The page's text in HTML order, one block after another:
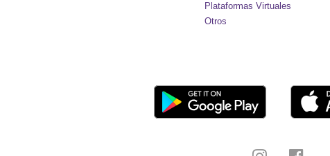
Plataformas Virtuales
Otros